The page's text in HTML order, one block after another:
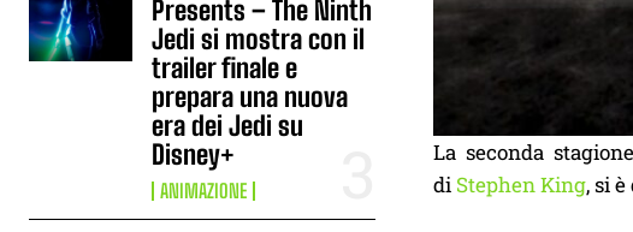
Presents – The Ninth
Jedi si mostra con il
trailer finale e
prepara una nuova
era dei Jedi su
Disney+
ANIMAZIONE
La seconda
di Stephen King, si